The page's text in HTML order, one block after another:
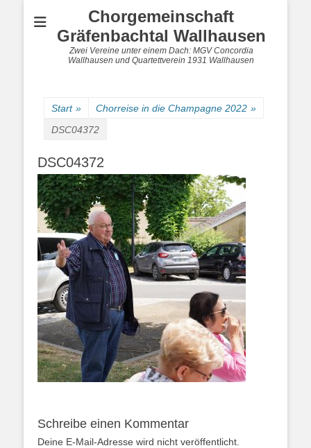
Chorgemeinschaft
Gräfenbachtal Wallhausen
Zwei Vereine unter einem Dach: MGV Concordia
Wallhausen und Quartettverein 1931 Wallhausen
Start » Chorreise in die Champagne 2022 »
DSC04372
DSC04372
Schreibe einen Kommentar
Deine E-Mail-Adresse wird nicht veröffentlicht.